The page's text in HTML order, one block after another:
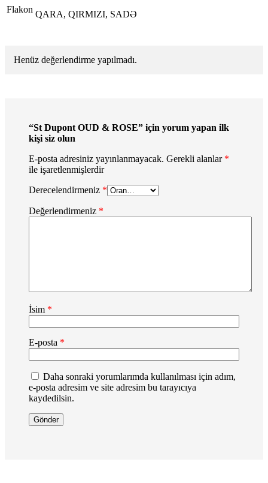
Flakon QARA, QIRMIZI, SADƏ
Henüz değerlendirme yapılmadı.
“St Dupont OUD & ROSE” için yorum yapan ilk
kişi siz olun
E-posta adresiniz yayınlanmayacak. Gerekli alanlar *
ile işaretlenmişlerdir
Derecelendirmeniz *
Değerlendirmeniz *
İsim *
E-posta *
Daha sonraki yorumlarımda kullanılması için adım,
e-posta adresim ve site adresim bu tarayıcıya
kaydedilsin.